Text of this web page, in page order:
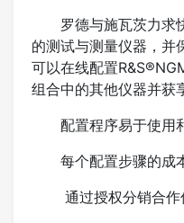
罗德与施瓦茨力求
的测试与测量仪器，并
可以在线配置
组合中的其他仪器并获
配置程序易于使用
每个配置步骤的成
通过授权分销合